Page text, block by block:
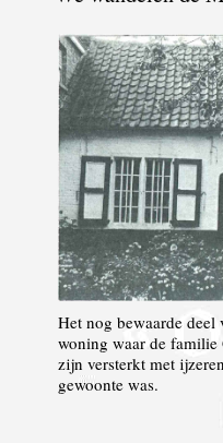
Het nog bewaarde deel
woning waar de
zijn versterkt met
gewoonte was.